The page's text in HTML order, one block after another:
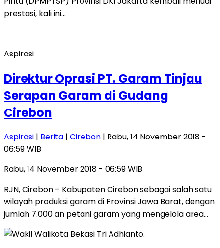
prestasi, kali ini…
Aspirasi
Direktur Oprasi PT. Garam Tinjau
Serapan Garam di Gudang
Cirebon
Aspirasi | Berita | Cirebon | Rabu, 14 November 2018 -
06:59 WIB
Rabu, 14 November 2018 - 06:59 WIB
RJN, Cirebon – Kabupaten Cirebon sebagai salah satu
wilayah produksi garam di Provinsi Jawa Barat, dengan
jumlah 7.000 an petani garam yang mengelola area…